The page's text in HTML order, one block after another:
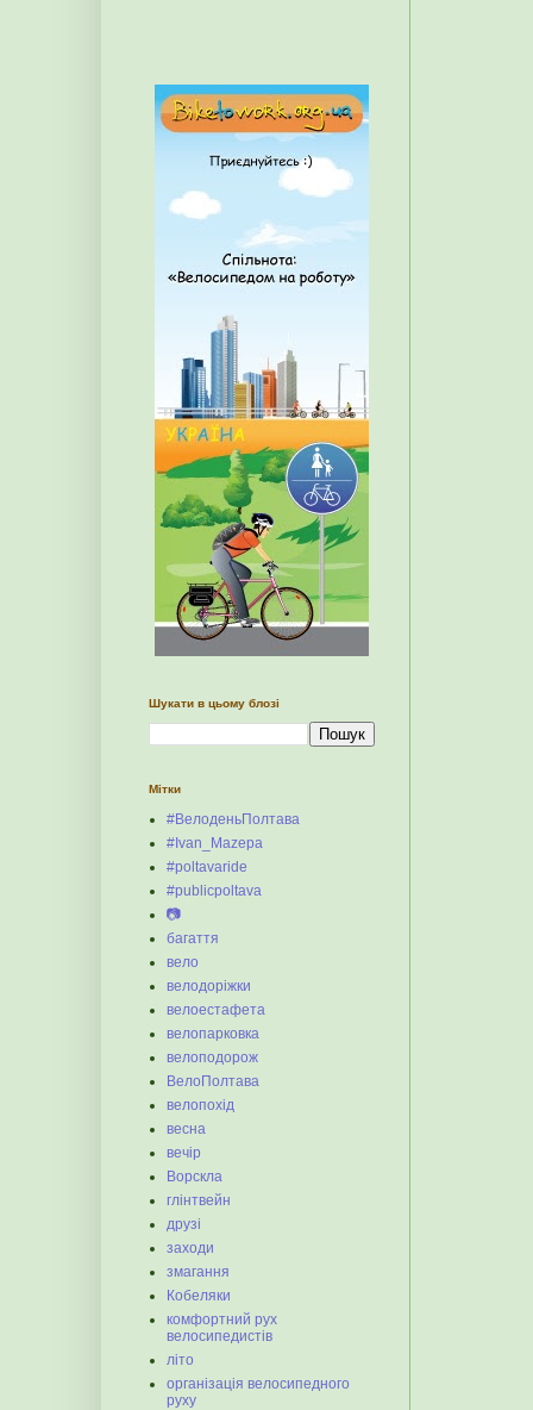
Шукати в цьому блозі
Мітки
#ВелоденьПолтава
#Ivan_Mazepa
#poltavaride
#publicpoltava
📷
багаття
вело
велодоріжки
велоестафета
велопарковка
велоподорож
ВелоПолтава
велопохід
весна
вечір
Ворскла
глінтвейн
друзі
заходи
змагання
Кобеляки
комфортний рух
велосипедистів
літо
організація велосипедного
руху